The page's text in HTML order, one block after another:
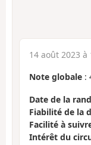
14 août 2023 à
Note globale :
Date de la
Fiabilité de la
Facilité à
Intérêt du